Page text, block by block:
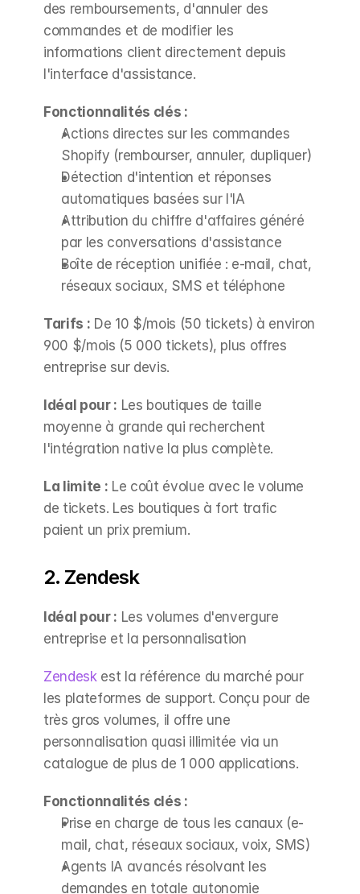
des remboursements, d'annuler des
commandes et de modifier les
informations client directement depuis
l'interface d'assistance.
Fonctionnalités clés :
Actions directes sur les commandes
Shopify (rembourser, annuler, dupliquer)
Détection d'intention et réponses
automatiques basées sur l'IA
Attribution du chiffre d'affaires généré
par les conversations d'assistance
Boîte de réception unifiée : e-mail, chat,
réseaux sociaux, SMS et téléphone
Tarifs : De 10 $/mois (50 tickets) à environ
900 $/mois (5 000 tickets), plus offres
entreprise sur devis.
Idéal pour : Les boutiques de taille
moyenne à grande qui recherchent
l'intégration native la plus complète.
La limite : Le coût évolue avec le volume
de tickets. Les boutiques à fort trafic
paient un prix premium.
2. Zendesk
Idéal pour : Les volumes d'envergure
entreprise et la personnalisation
Zendesk est la référence du marché pour
les plateformes de support. Conçu pour de
très gros volumes, il offre une
personnalisation quasi illimitée via un
catalogue de plus de 1 000 applications.
Fonctionnalités clés :
Prise en charge de tous les canaux (e-
mail, chat, réseaux sociaux, voix, SMS)
Agents IA avancés résolvant les
demandes en totale autonomie